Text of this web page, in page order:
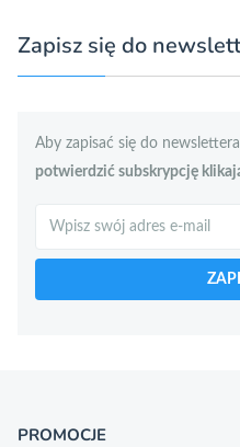
Zapisz się do
Aby zapisać się do
potwierdzić subskrypcję
PROMOCJE